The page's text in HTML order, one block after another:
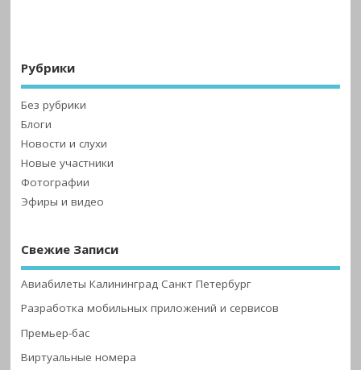
Рубрики
Без рубрики
Блоги
Новости и слухи
Новые участники
Фотографии
Эфиры и видео
Свежие Записи
Авиабилеты Калининград Санкт Петербург
Разработка мобильных приложений и сервисов
Премьер-бас
Виртуальные номера